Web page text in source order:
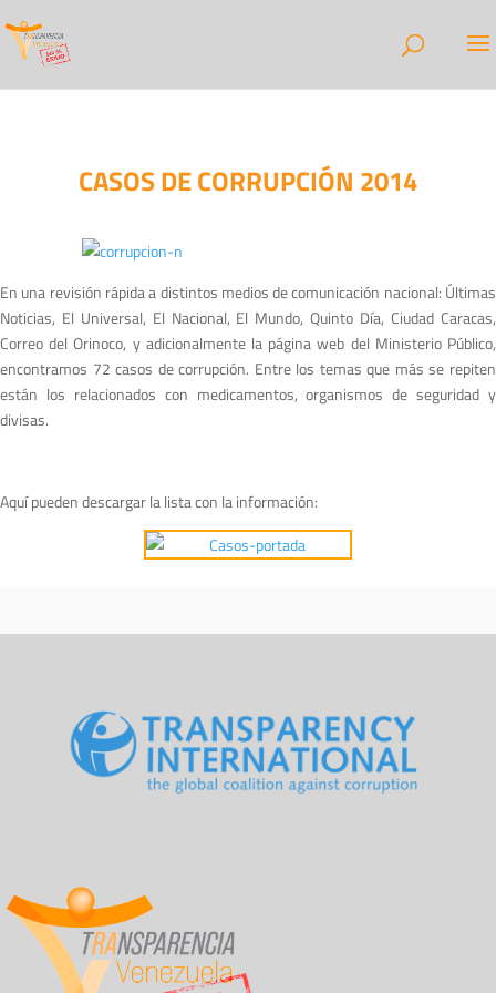
CASOS DE CORRUPCIÓN 2014
En una revisión rápida a distintos medios de comunicación nacional: Últimas
Noticias, El Universal, El Nacional, El Mundo, Quinto Día, Ciudad Caracas,
Correo del Orinoco, y adicionalmente la página web del Ministerio Público,
encontramos 72 casos de corrupción. Entre los temas que más se repiten
están los relacionados con medicamentos, organismos de seguridad y
divisas.
Aquí pueden descargar la lista con la información: